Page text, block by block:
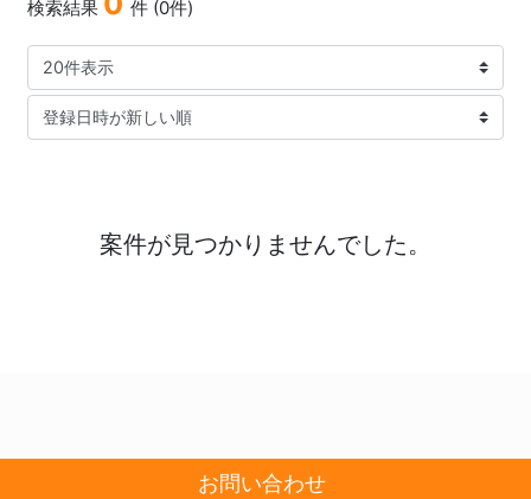
検索結果 件 (0件)
案件が見つかりませんでした。
お問い合わせ